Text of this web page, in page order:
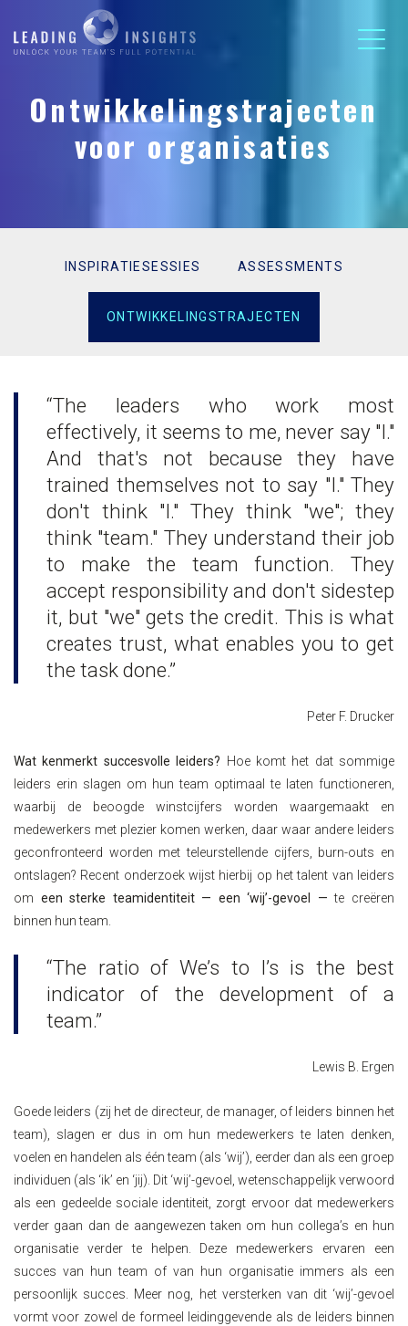
Ontwikkelingstrajecten
voor organisaties
INSPIRATIESESSIES ASSESSMENTS
ONTWIKKELINGSTRAJECTEN
“The leaders who work most
effectively, it seems to me, never say "I."
And that's not because they have
trained themselves not to say "I." They
don't think "I." They think "we"; they
think "team." They understand their job
to make the team function. They
accept responsibility and don't sidestep
it, but "we" gets the credit. This is what
creates trust, what enables you to get
the task done.”
Peter F. Drucker
Wat kenmerkt succesvolle leiders? Hoe komt het dat sommige
leiders erin slagen om hun team optimaal te laten functioneren,
waarbij de beoogde winstcijfers worden waargemaakt en
medewerkers met plezier komen werken, daar waar andere leiders
geconfronteerd worden met teleurstellende cijfers, burn-outs en
ontslagen? Recent onderzoek wijst hierbij op het talent van leiders
om een sterke teamidentiteit — een ‘wij’-gevoel — te creëren
binnen hun team.
“The ratio of We’s to I’s is the best
indicator of the development of a
team.”
Lewis B. Ergen
Goede leiders (zij het de directeur, de manager, of leiders binnen het
team), slagen er dus in om hun medewerkers te laten denken,
voelen en handelen als één team (als ‘wij’), eerder dan als een groep
individuen (als ‘ik’ en ‘jij). Dit ‘wij’-gevoel, wetenschappelijk verwoord
als een gedeelde sociale identiteit, zorgt ervoor dat medewerkers
verder gaan dan de aangewezen taken om hun collega’s en hun
organisatie verder te helpen. Deze medewerkers ervaren een
succes van hun team of van hun organisatie immers als een
persoonlijk succes. Meer nog, het versterken van dit ‘wij’-gevoel
vormt voor zowel de formeel leidinggevende als de leiders binnen